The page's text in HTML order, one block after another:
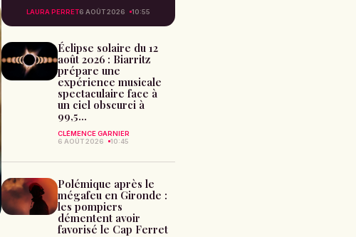
LAURA PERRET6 AOÛT 2026 10:55
Éclipse solaire du 12
août 2026 : Biarritz
prépare une
expérience musicale
spectaculaire face à
un ciel obscurci à
99,5...
CLÉMENCE GARNIER
6 AOÛT 2026
10:45
Polémique après le
mégafeu en Gironde :
les pompiers
démentent avoir
favorisé le Cap Ferret